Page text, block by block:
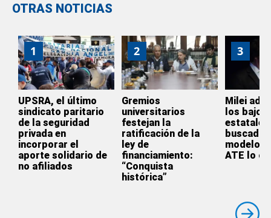
OTRAS NOTICIAS
1
UPSRA, el último
sindicato paritario
de la seguridad
privada en
incorporar el
aporte solidario de
no afiliados
2
Gremios
universitarios
festejan la
ratificación de la
ley de
financiamiento:
“Conquista
histórica”
3
Milei
los
estatales
buscado
modelo y
ATE lo